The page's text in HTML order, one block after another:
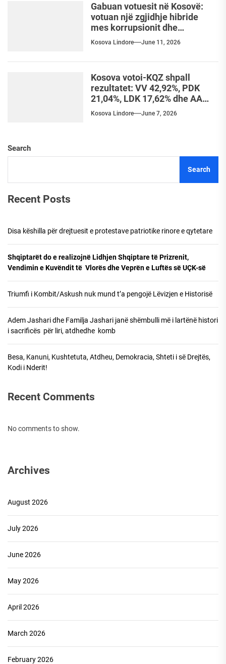
Gabuan votuesit në Kosovë:
votuan një zgjidhje hibride
mes korrupsionit dhe
patriotizmit
Kosova Lindore June 11, 2026
Kosova votoi-KQZ shpall
rezultatet: VV 42,92%, PDK
21,04%, LDK 17,62% dhe AAK
7,18%
Kosova Lindore June 7, 2026
Search
Search
Recent Posts
Disa këshilla për drejtuesit e protestave patriotike rinore e qytetare
Shqiptarët do e realizojnë Lidhjen Shqiptare të Prizrenit,
Vendimin e Kuvëndit të Vlorës dhe Veprën e Luftës së UÇK-së
Triumfi i Kombit/Askush nuk mund t’a pengojë Lëvizjen e Historisë
Adem Jashari dhe Familja Jashari janë shëmbulli më i lartënë histori
i sacrificës për liri, atdhedhe komb
Besa, Kanuni, Kushtetuta, Atdheu, Demokracia, Shteti i së Drejtës,
Kodi i Nderit!
Recent Comments
No comments to show.
Archives
August 2026
July 2026
June 2026
May 2026
April 2026
March 2026
February 2026